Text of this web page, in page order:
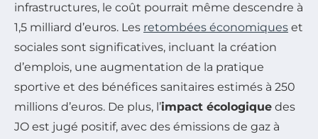
infrastructures, le coût pourrait même descendre à
1,5 milliard d’euros. Les retombées économiques et
sociales sont significatives, incluant la création
d’emplois, une augmentation de la pratique
sportive et des bénéfices sanitaires estimés à 250
millions d’euros. De plus, l’impact écologique des
JO est jugé positif, avec des émissions de gaz à